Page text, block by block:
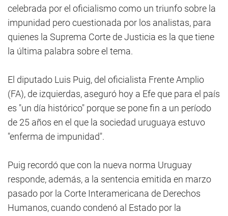
celebrada por el oficialismo como un triunfo sobre la
impunidad pero cuestionada por los analistas, para
quienes la Suprema Corte de Justicia es la que tiene
la última palabra sobre el tema.
El diputado Luis Puig, del oficialista Frente Amplio
(FA), de izquierdas, aseguró hoy a Efe que para el país
es "un día histórico" porque se pone fin a un período
de 25 años en el que la sociedad uruguaya estuvo
"enferma de impunidad".
Puig recordó que con la nueva norma Uruguay
responde, además, a la sentencia emitida en marzo
pasado por la Corte Interamericana de Derechos
Humanos, cuando condenó al Estado por la